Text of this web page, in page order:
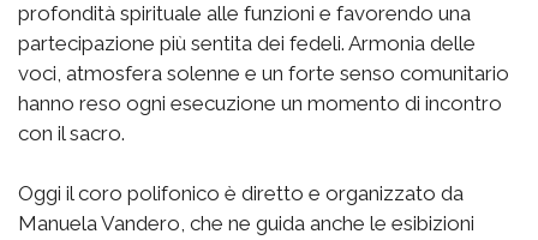
profondità spirituale alle funzioni e favorendo una
partecipazione più sentita dei fedeli. Armonia delle
voci, atmosfera solenne e un forte senso comunitario
hanno reso ogni esecuzione un momento di incontro
con il sacro.
Oggi il coro polifonico è diretto e organizzato da
Manuela Vandero, che ne guida anche le esibizioni